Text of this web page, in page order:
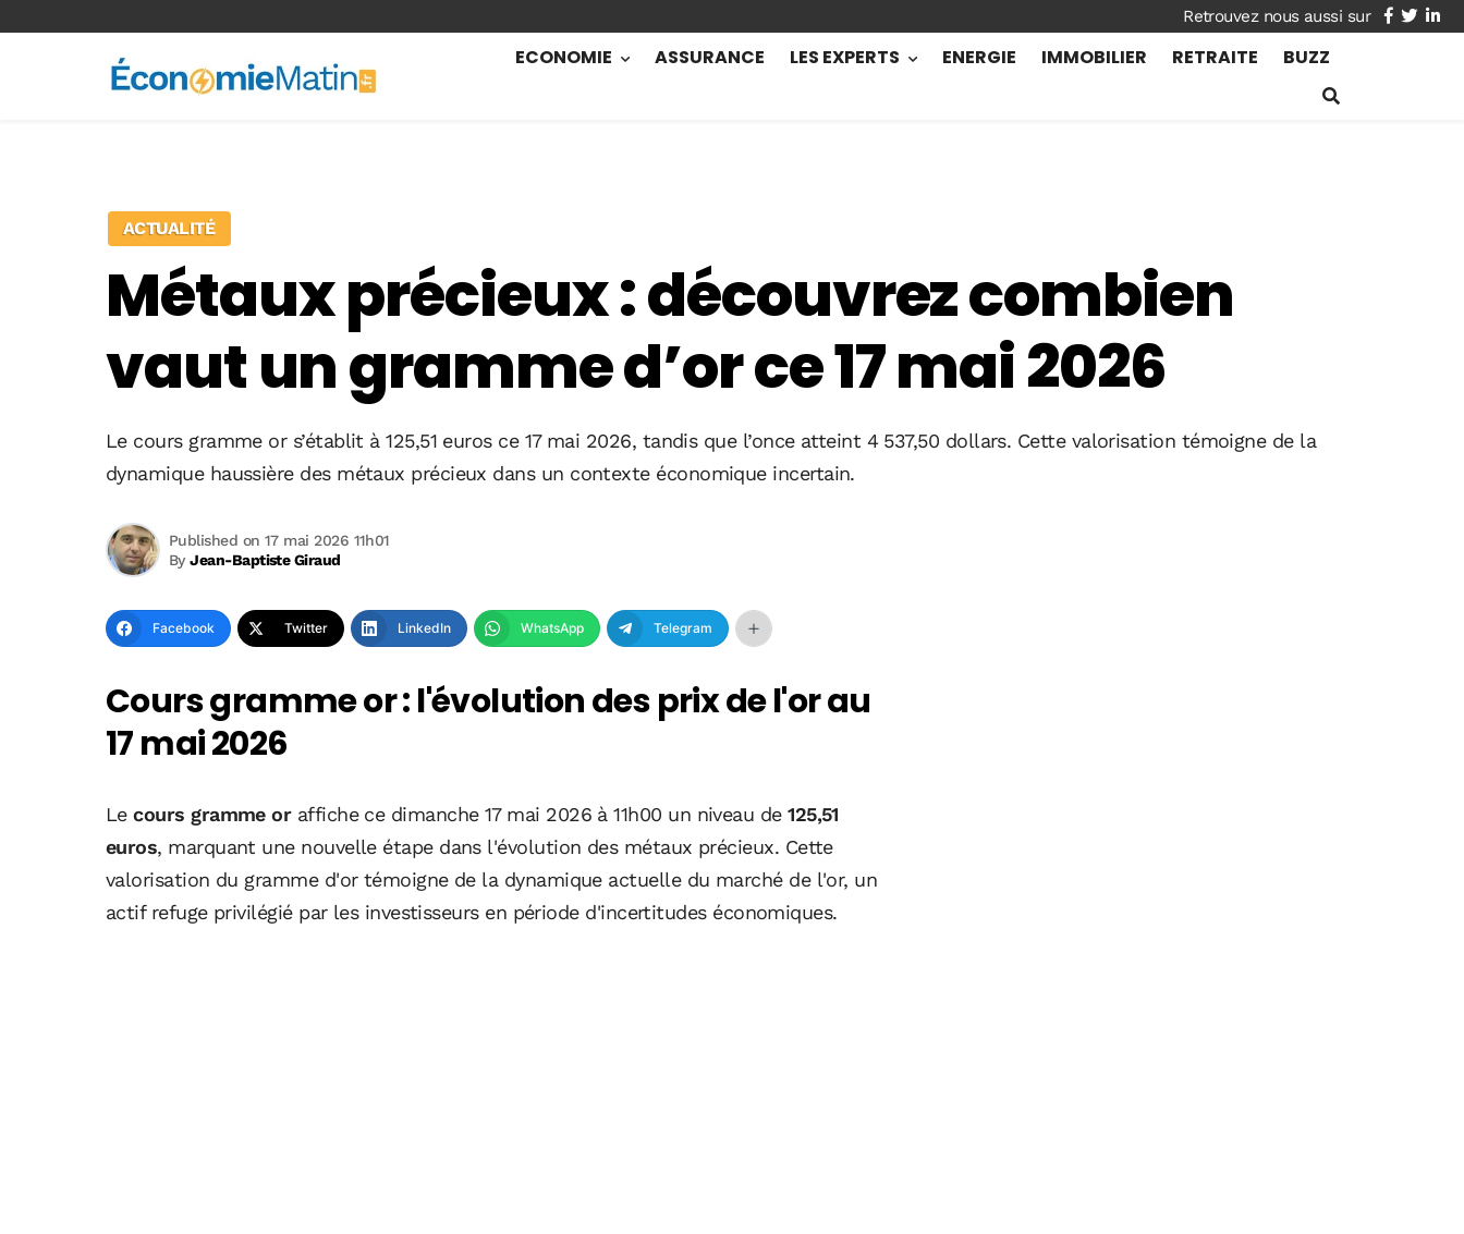
facebook
twitter
ECONOMIE ASSURANCE LES EXPERTS ENERGIE IMMOBILIER RETRAITE BUZZ
ACTUALITÉ
Métaux précieux : découvrez combien
vaut un gramme d’or ce 17 mai 2026
Le cours gramme or s’établit à 125,51 euros ce 17 mai 2026, tandis que l’once atteint 4 537,50 dollars. Cette valorisation témoigne de la
dynamique haussière des métaux précieux dans un contexte économique incertain.
ByJean-Baptiste Giraud
Published on 17 mai 2026 11h01
Facebook Twitter LinkedIn WhatsApp Telegram
Cours gramme or : l'évolution des prix de l'or au
17 mai 2026
Lecours gramme oraffiche ce dimanche 17 mai 2026 à 11h00 un niveau de125,51
euros, marquant une nouvelle étape dans l'évolution des métaux précieux. Cette
valorisation du gramme d'or témoigne de la dynamique actuelle du marché de l'or, un
actif refuge privilégié par les investisseurs en période d'incertitudes économiques.